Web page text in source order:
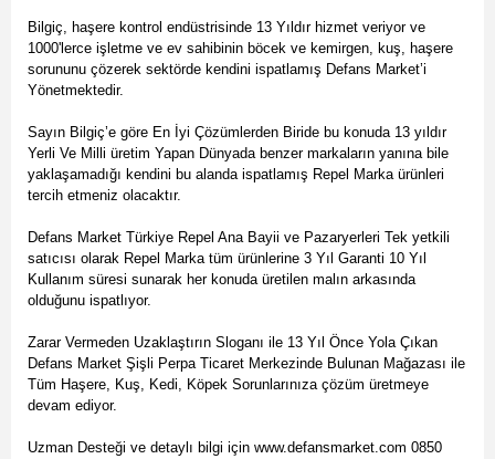
Bilgiç, haşere kontrol endüstrisinde 13 Yıldır hizmet veriyor ve
1000'lerce işletme ve ev sahibinin böcek ve kemirgen, kuş, haşere
sorununu çözerek sektörde kendini ispatlamış Defans Market’i
Yönetmektedir.
Sayın Bilgiç’e göre En İyi Çözümlerden Biride bu konuda 13 yıldır
Yerli Ve Milli üretim Yapan Dünyada benzer markaların yanına bile
yaklaşamadığı kendini bu alanda ispatlamış Repel Marka ürünleri
tercih etmeniz olacaktır.
Defans Market Türkiye Repel Ana Bayii ve Pazaryerleri Tek yetkili
satıcısı olarak Repel Marka tüm ürünlerine 3 Yıl Garanti 10 Yıl
Kullanım süresi sunarak her konuda üretilen malın arkasında
olduğunu ispatlıyor.
Zarar Vermeden Uzaklaştırın Sloganı ile 13 Yıl Önce Yola Çıkan
Defans Market Şişli Perpa Ticaret Merkezinde Bulunan Mağazası ile
Tüm Haşere, Kuş, Kedi, Köpek Sorunlarınıza çözüm üretmeye
devam ediyor.
Uzman Desteği ve detaylı bilgi için www.defansmarket.com 0850